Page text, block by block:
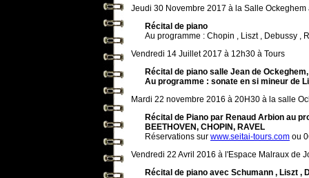
Jeudi 30 Novembre 2017 à la Salle Ockeghem
Récital de piano
Au programme : Chopin , Liszt , Debussy ,
Vendredi 14 Juillet 2017 à 12h30 à Tours
Récital de piano salle Jean de
Au programme : sonate en si mineur de
Mardi 22 novembre 2016 à 20H30 à la salle
Récital de Piano par Renaud Arbion au
BEETHOVEN, CHOPIN, RAVEL
Réservations sur www.seitai-tours.com ou
Vendredi 22 Avril 2016 à l'Espace Malraux de
Récital de piano avec Schumann , Liszt ,